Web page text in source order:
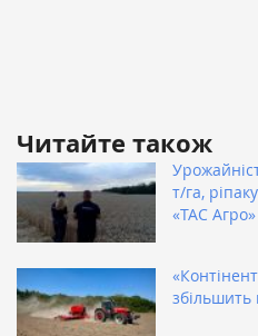
Читайте також
т/га,
«ТАС
збільшить